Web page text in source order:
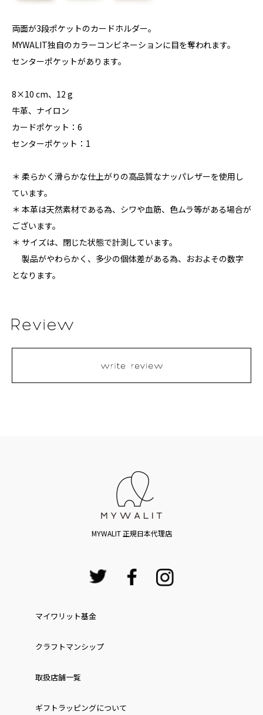
両面が3段ポケットのカードホルダー。
MYWALIT独自のカラーコンビネーションに目を奪われます。
センターポケットがあります。
8×10 cm、12 g
牛革、ナイロン
カードポケット：6
センターポケット：1
＊ 柔らかく滑らかな仕上がりの高品質なナッパレザーを使用し
ています。
＊ 本革は天然素材である為、シワや血筋、色ムラ等がある場合が
ございます。
＊ サイズは、閉じた状態で計測しています。
製品がやわらかく、多少の個体差がある為、おおよその数字
となります。
MYWALIT 正規日本代理店
マイワリット基金
クラフトマンシップ
取扱店舗一覧
ギフトラッピングについて